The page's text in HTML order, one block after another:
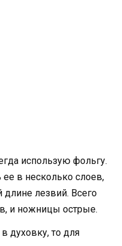
использую фольгу.
в несколько слоев,
длине лезвий. Всего
и ножницы острые.
духовку, то для